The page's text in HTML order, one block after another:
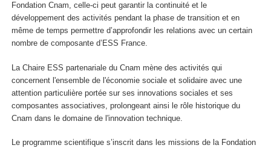
Fondation Cnam, celle-ci peut garantir la continuité et le
développement des activités pendant la phase de transition et en
même de temps permettre d’approfondir les relations avec un certain
nombre de composante d’ESS France.
La Chaire ESS partenariale du Cnam mène des activités qui
concernent l'ensemble de l'économie sociale et solidaire avec une
attention particulière portée sur ses innovations sociales et ses
composantes associatives, prolongeant ainsi le rôle historique du
Cnam dans le domaine de l'innovation technique.
Le programme scientifique s’inscrit dans les missions de la Fondation